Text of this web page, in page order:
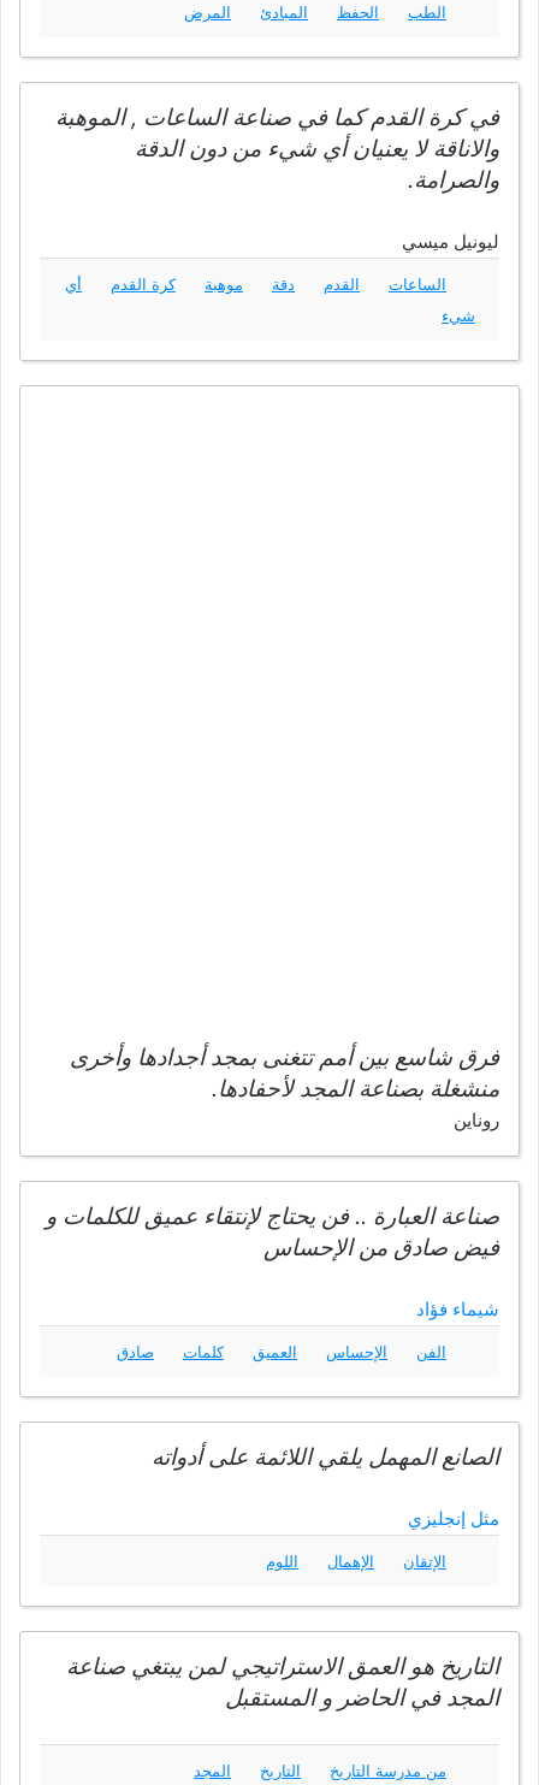
الطب الحفظ المبادئ المرض
في كرة القدم كما في صناعة الساعات , الموهبة
والاناقة لا يعنيان أي شيء من دون الدقة
والصرامة.
ليونيل ميسي
الساعات القدم دقة موهبة كرة القدم
أي
شيء
فرق شاسع بين أمم تتغنى بمجد أجدادها وأخرى
منشغلة بصناعة المجد لأحفادها.
روناين
صناعة العبارة .. فن يحتاج لإنتقاء عميق للكلمات و
فيض صادق من الإحساس
شيماء فؤاد
الفن الإحساس العميق كلمات صادق
الصانع المهمل يلقي اللائمة على أدواته
مثل إنجليزي
الإتقان الإهمال اللوم
التاريخ هو العمق الاستراتيجي لمن يبتغي صناعة
المجد في الحاضر و المستقبل
من مدرسة التاريخ التاريخ المجد